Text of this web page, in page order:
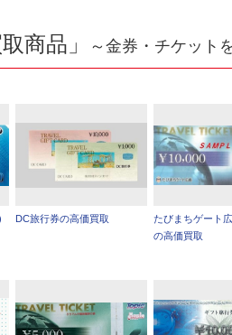
商品」 ～金券・チケット
DC旅行券の高価買取
たびまちゲート
の高価買取